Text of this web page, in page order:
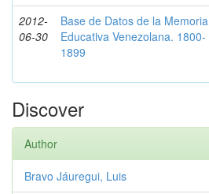
2012-
06-30
Base de Datos de la Memoria
Educativa Venezolana. 1800-
1899
Discover
Author
Bravo Jáuregui, Luis